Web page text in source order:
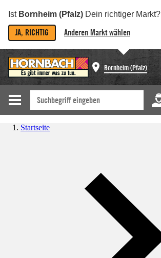
Ist Bornheim (Pfalz) Dein richtiger Markt?
JA, RICHTIG Anderen Markt wählen
Bornheim (Pfalz)
Startseite